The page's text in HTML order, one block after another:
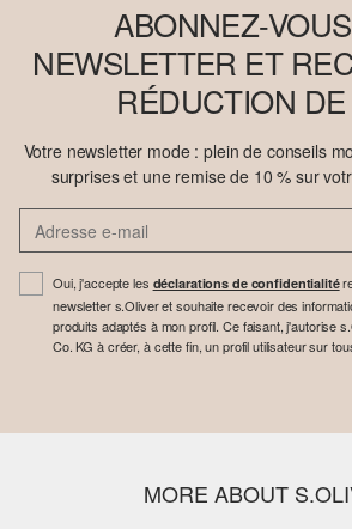
ABONNEZ-
NEWSLETTER ET
RÉDUCTION
Votre newsletter mode : plein de conseils
surprises et une remise de 10 % sur
Oui, j'accepte les déclarations de confidentialité
newsletter s.Oliver et souhaite recevoir des
produits adaptés à mon profil. Ce faisant, j'autorise
Co. KG à créer, à cette fin, un profil utilisateur sur
MORE ABOUT